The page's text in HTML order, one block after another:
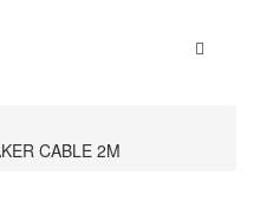
CABLE 2M